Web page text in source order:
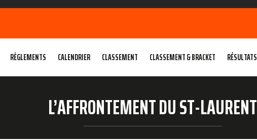
RÈGLEMENTS CALENDRIER CLASSEMENT CLASSEMENT & BRACKET RÉSULTATS
L’AFFRONTEMENT DU ST-LAURENT